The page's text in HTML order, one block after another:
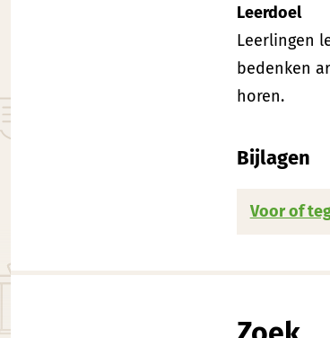
Leerdoel
Leerlingen
bedenken
horen.
Bijlagen
Voor of